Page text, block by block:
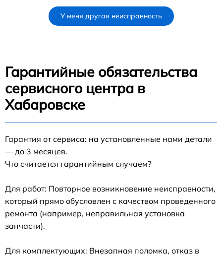
У меня другая неисправность
Гарантийные обязательства
сервисного центра в
Хабаровске
Гарантия от сервиса: на установленные нами детали
— до 3 месяцев.
Что считается гарантийным случаем?
Для работ: Повторное возникновение неисправности,
который прямо обусловлен с качеством проведенного
ремонта (например, неправильная установка
запчасти).
Для комплектующих: Внезапная поломка, отказ в